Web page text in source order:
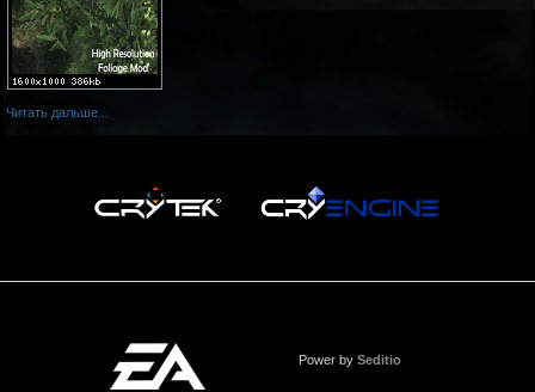
Читать дальше...
Power by Seditio